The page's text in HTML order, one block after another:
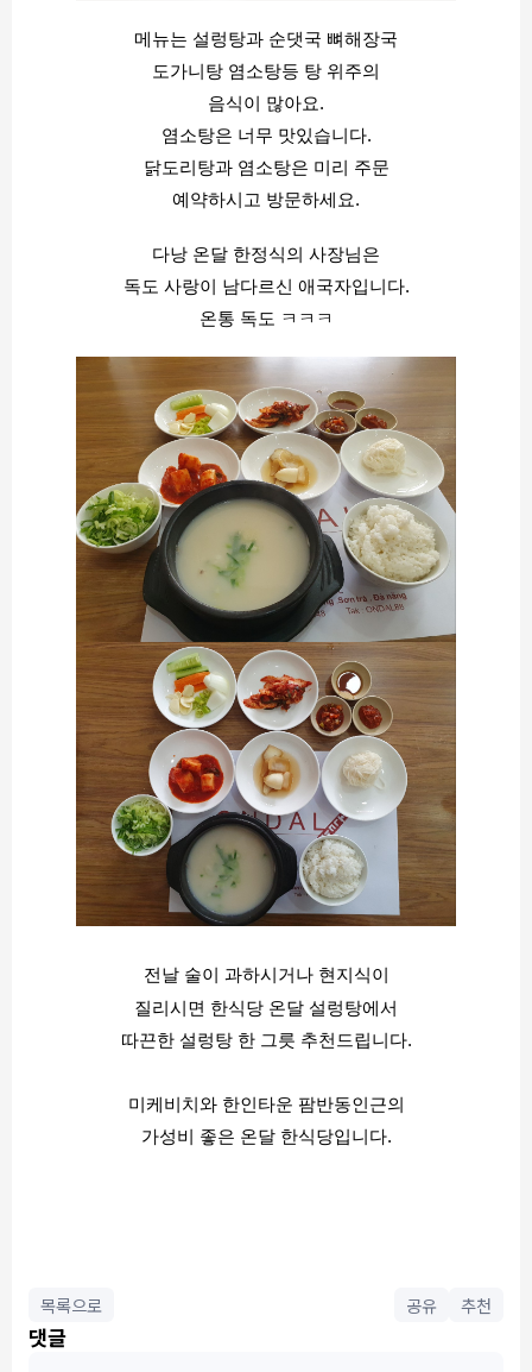
메뉴는 설렁탕과 순댓국 뼈해장국
도가니탕 염소탕등 탕 위주의
음식이 많아요.
염소탕은 너무 맛있습니다.
닭도리탕과 염소탕은 미리 주문
예약하시고 방문하세요.
다낭 온달 한정식의 사장님은
독도 사랑이 남다르신 애국자입니다.
온통 독도 ㅋㅋㅋ
전날 술이 과하시거나 현지식이
질리시면 한식당 온달 설렁탕에서
따끈한 설렁탕 한 그릇 추천드립니다.
미케비치와 한인타운 팜반동인근의
가성비 좋은 온달 한식당입니다.
목록으로 공유 추천
댓글